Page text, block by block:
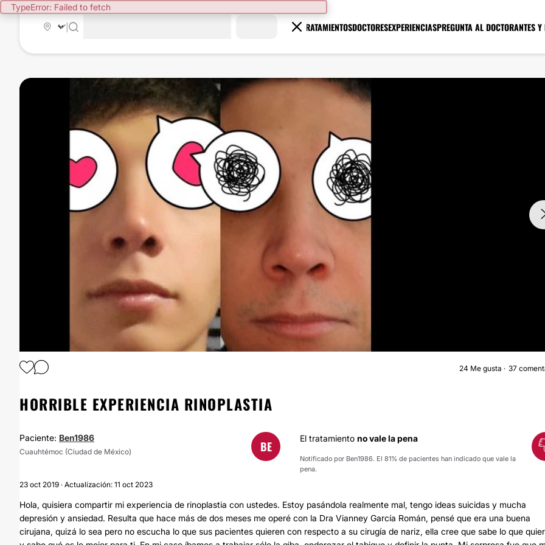
TypeError: Failed to fetch
TRATAMIENTOSDOCTORESEXPERIENCIASPREGUNTA AL DOCTORANTES Y
24 Me gusta 37
HORRIBLE EXPERIENCIA RINOPLASTIA
Paciente: Ben1986
Cuauhtémoc (Ciudad de México) BE El tratamiento no vale la pena
Notificado por Ben1986. El 81% de pacientes han indicado que vale la
pena.
23 oct 2019 · Actualización: 11 oct 2023
Hola, quisiera compartir mi experiencia de rinoplastia con ustedes. Estoy pasándola realmente mal, tengo ideas suicidas y mucha
depresión y ansiedad. Resulta que hace más de dos meses me operé con la Dra Vianney García Román, pensé que era una buena
cirujana, quizá lo sea pero no escucha lo que sus pacientes quieren con respecto a su cirugía de nariz, ella cree que sabe lo que